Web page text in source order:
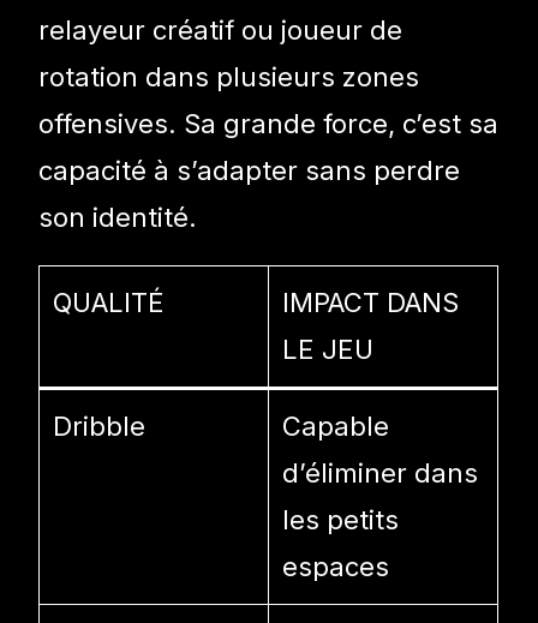
relayeur créatif ou joueur de
rotation dans plusieurs zones
offensives. Sa grande force, c’est sa
capacité à s’adapter sans perdre
son identité.
QUALITÉ
IMPACT DANS
LE JEU
Dribble
Capable
d’éliminer dans
les petits
espaces